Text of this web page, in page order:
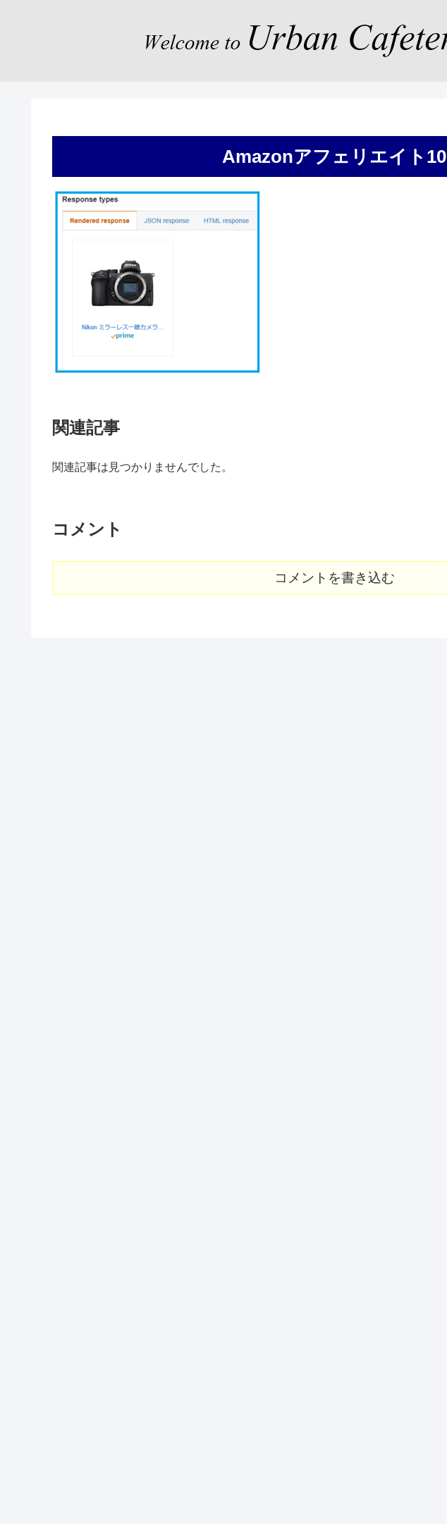
Amazonアフェリエイト10
関連記事
関連記事は見つかりませんでした。
コメント
コメントを書き込む